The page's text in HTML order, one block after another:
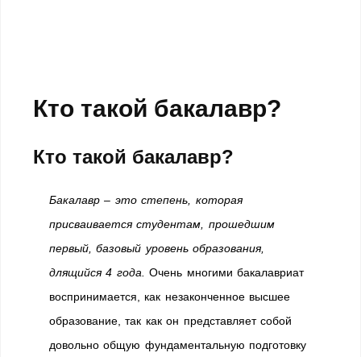
Кто такой бакалавр?
Кто такой бакалавр?
Бакалавр – это степень, которая
присваивается студентам, прошедшим
первый, базовый уровень образования,
длящийся 4 года.Очень многими бакалавриат
воспринимается, как незаконченное высшее
образование, так как он представляет собой
довольно общую фундаментальную подготовку